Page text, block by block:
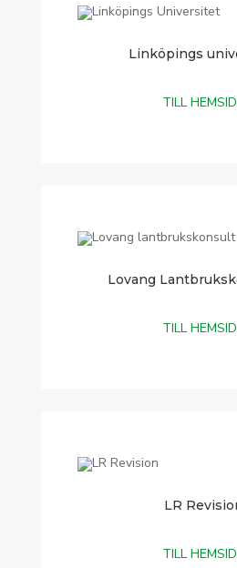
Linköpings
TILL
Lovang
TILL
LR
TILL